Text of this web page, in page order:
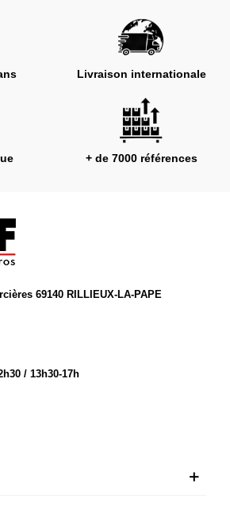
Livraison internationale
+ de 7000 références
69140 RILLIEUX-LA-PAPE
/ 13h30-17h